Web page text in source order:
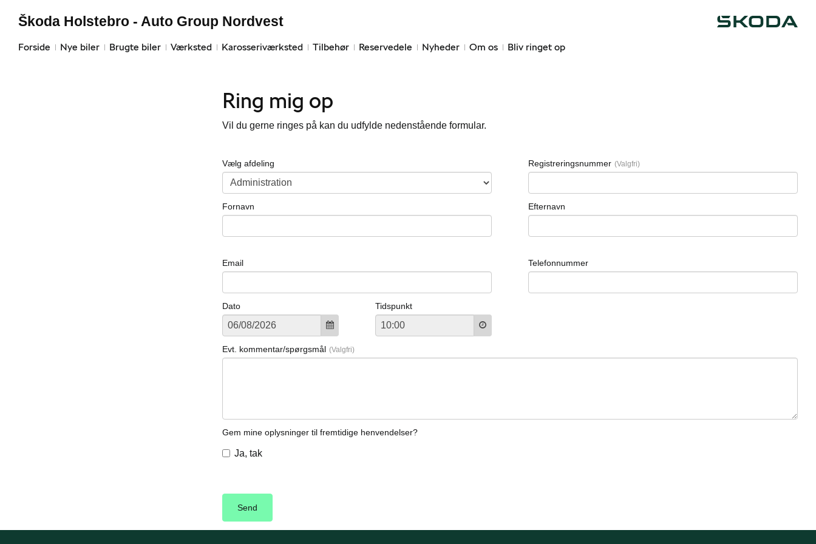
Forside Nye biler Brugte biler Værksted Karosseriværksted Tilbehør Reservedele Nyheder Om os Bliv ringet op
Škoda Holstebro - Auto Group Nordvest
Ring mig op
Vil du gerne ringes på kan du udfylde nedenstående formular.
Vælg afdeling Registreringsnummer
Fornavn Efternavn
Email Telefonnummer
Dato Tidspunkt
Evt. kommentar/spørgsmål
Gem mine oplysninger til fremtidige henvendelser?
Ja, tak